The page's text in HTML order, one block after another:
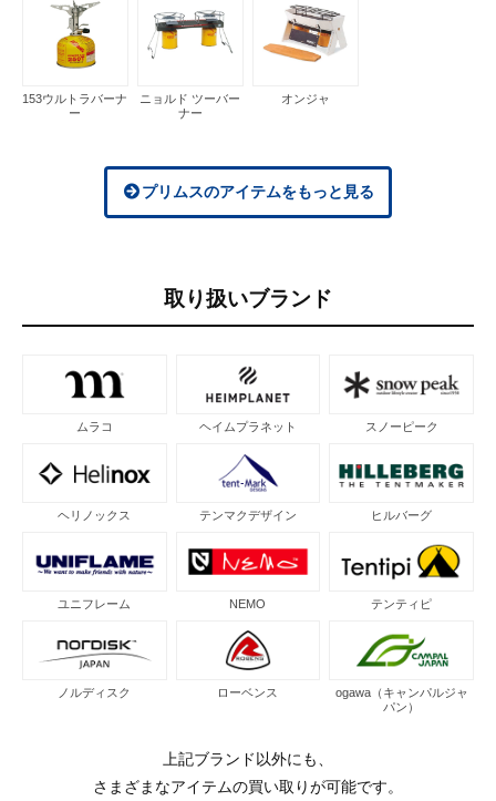
153ウルトラバーナ
ー
ニョルド ツーバー
ナー
オンジャ
プリムスのアイテムをもっと見る
取り扱いブランド
ムラコ ヘイムプラネット スノーピーク
ヘリノックス テンマクデザイン ヒルバーグ
ユニフレーム NEMO テンティピ
ノルディスク ローベンス
ogawa（キャンパルジャ
パン）
上記ブランド以外にも、
さまざまなアイテムの買い取りが可能です。